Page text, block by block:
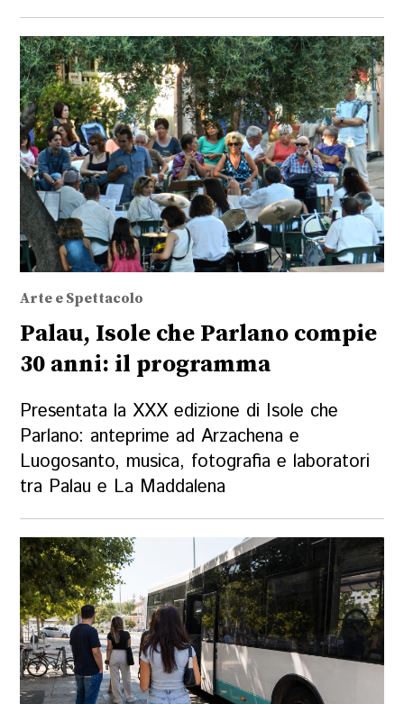
Arte e Spettacolo
Palau, Isole che Parlano compie
30 anni: il programma
Presentata la XXX edizione di Isole che
Parlano: anteprime ad Arzachena e
Luogosanto, musica, fotografia e laboratori
tra Palau e La Maddalena